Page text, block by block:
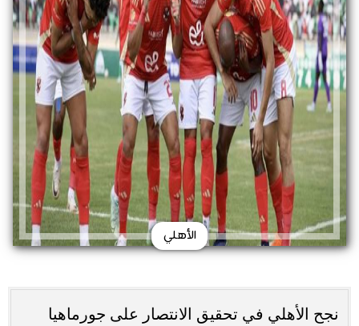
الأهلي
نجح الأهلي في تحقيق الانتصار على جورماهيا